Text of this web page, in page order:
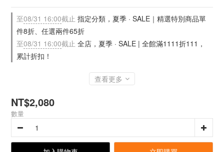
至08/31 16:00截止 指定分類，夏季 · SALE｜精選特別商品單
件8折、任選兩件65折
至08/31 16:00截止 全店，夏季 · SALE | 全館滿1111折111，
累計折扣！
查看更多
NT$2,080
數量